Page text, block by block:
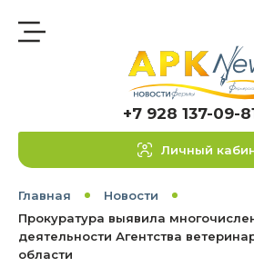
+7 928 137-09-
Личный
Главная
Новости
Прокуратура выявила
деятельности Агентства
области